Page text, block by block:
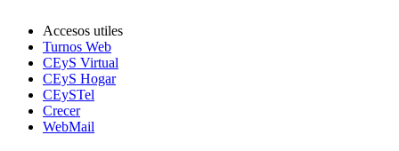
Accesos utiles
Turnos Web
CEyS Virtual
CEyS Hogar
CEySTel
Crecer
WebMail